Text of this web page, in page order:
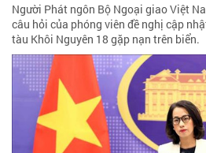
Người Phát ngôn Bộ Ngoại giao Việt
câu hỏi của phóng viên đề nghị cập
tàu Khôi Nguyên 18 gặp nạn trên biển.